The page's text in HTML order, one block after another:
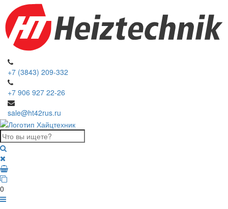
+7 (3843) 209-332
+7 906 927 22-26
sale@ht42rus.ru
0